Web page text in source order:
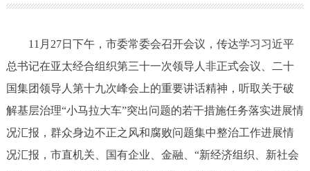
政策兑现 政策解读 回应关切
决策公开 专题公开
政务服务
11月27日下午，市委常委会召开会议，传达学习习近平
总书记在亚太经合组织第三十一次领导人非正式会议、二十
国集团领导人第十九次峰会上的重要讲话精神，听取关于破
解基层治理“小马拉大车”突出问题的若干措施任务落实进展情
况汇报，群众身边不正之风和腐败问题集中整治工作进展情
况汇报，市直机关、国有企业、金融、“新经济组织、新社会